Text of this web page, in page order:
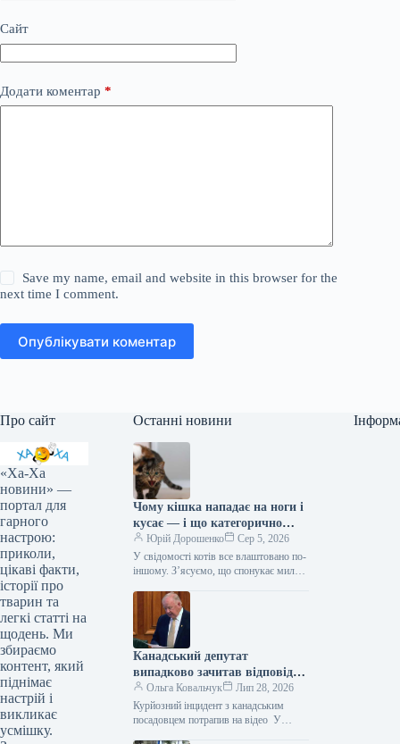
Сайт
Додати коментар *
Save my name, email and website in this browser for the
next time I comment.
Опублікувати коментар
Про сайт
«Ха-Ха
новини» —
портал для
гарного
настрою:
приколи,
цікаві факти,
історії про
тварин та
легкі статті на
щодень. Ми
збираємо
контент, який
піднімає
настрій і
викликає
усмішку.
Останні новини
Чому кішка нападає на ноги і
кусає — і що категорично
заборонено робити у відповідь
Юрій Дорошенко
Сер 5, 2026
У свідомості котів все влаштовано по-
іншому. З’ясуємо, що спонукає милу
домашнього бешкетника, і як
повернути спокій…
Канадський депутат
випадково зачитав відповідь
від ChatGPT під час промови
(відео)
Ольга Ковальчук
Лип 28, 2026
Курйозний інцидент з канадським
посадовцем потрапив на відео У